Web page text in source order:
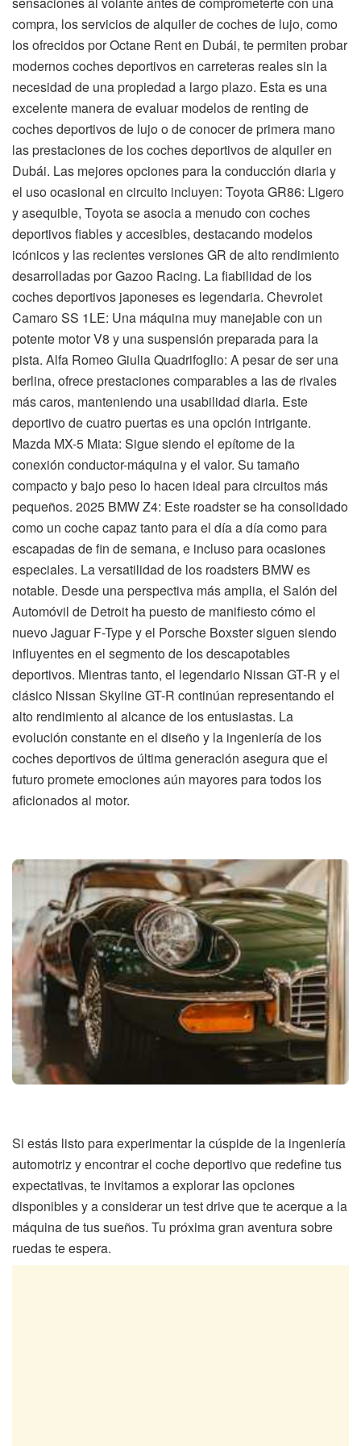
compra, los servicios de alquiler de coches de lujo, como
los ofrecidos por Octane Rent en Dubái, te permiten probar
modernos coches deportivos en carreteras reales sin la
necesidad de una propiedad a largo plazo. Esta es una
excelente manera de evaluar modelos de renting de
coches deportivos de lujo o de conocer de primera mano
las prestaciones de los coches deportivos de alquiler en
Dubái. Las mejores opciones para la conducción diaria y
el uso ocasional en circuito incluyen: Toyota GR86: Ligero
y asequible, Toyota se asocia a menudo con coches
deportivos fiables y accesibles, destacando modelos
icónicos y las recientes versiones GR de alto rendimiento
desarrolladas por Gazoo Racing. La fiabilidad de los
coches deportivos japoneses es legendaria. Chevrolet
Camaro SS 1LE: Una máquina muy manejable con un
potente motor V8 y una suspensión preparada para la
pista. Alfa Romeo Giulia Quadrifoglio: A pesar de ser una
berlina, ofrece prestaciones comparables a las de rivales
más caros, manteniendo una usabilidad diaria. Este
deportivo de cuatro puertas es una opción intrigante.
Mazda MX-5 Miata: Sigue siendo el epítome de la
conexión conductor-máquina y el valor. Su tamaño
compacto y bajo peso lo hacen ideal para circuitos más
pequeños. 2025 BMW Z4: Este roadster se ha consolidado
como un coche capaz tanto para el día a día como para
escapadas de fin de semana, e incluso para ocasiones
especiales. La versatilidad de los roadsters BMW es
notable. Desde una perspectiva más amplia, el Salón del
Automóvil de Detroit ha puesto de manifiesto cómo el
nuevo Jaguar F-Type y el Porsche Boxster siguen siendo
influyentes en el segmento de los descapotables
deportivos. Mientras tanto, el legendario Nissan GT-R y el
clásico Nissan Skyline GT-R continúan representando el
alto rendimiento al alcance de los entusiastas. La
evolución constante en el diseño y la ingeniería de los
coches deportivos de última generación asegura que el
futuro promete emociones aún mayores para todos los
aficionados al motor.
Si estás listo para experimentar la cúspide de la ingeniería
automotriz y encontrar el coche deportivo que redefine tus
expectativas, te invitamos a explorar las opciones
disponibles y a considerar un test drive que te acerque a la
máquina de tus sueños. Tu próxima gran aventura sobre
ruedas te espera.